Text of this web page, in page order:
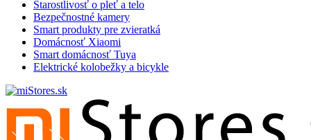
Starostlivosť o pleť a telo
Bezpečnostné kamery
Smart produkty pre zvieratká
Domácnosť Xiaomi
Smart domácnosť Tuya
Elektrické kolobežky a bicykle